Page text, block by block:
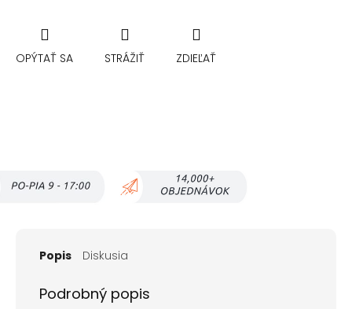
OPÝTAŤ SA STRÁŽIŤ ZDIEĽAŤ
Popis Diskusia
Podrobný popis